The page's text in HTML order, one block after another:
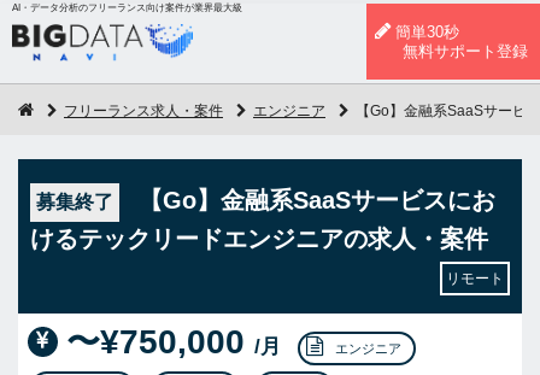
AI・データ分析のフリーランス向け案件が業界最大級
簡単30秒
無料サポート登録
フリーランス求人・案件 エンジニア 【Go】金融系SaaSサービ
募集終了
【Go】金融系SaaSサービスにお
けるテックリードエンジニアの求人・案件
リモート
〜¥750,000 /月 エンジニア